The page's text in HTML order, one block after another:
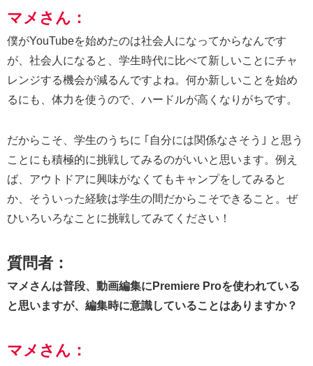
マメさん：
僕がYouTubeを始めたのは社会人になってからなんです
が、社会人になると、学生時代に比べて新しいことにチャ
レンジする機会が減るんですよね。何か新しいことを始め
るにも、体力を使うので、ハードルが高くなりがちです。
だからこそ、学生のうちに ｢自分には関係なさそう｣ と思う
ことにも積極的に挑戦してみるのがいいと思います。例え
ば、アウトドアに興味がなくてもキャンプをしてみると
か、そういった経験は学生の間だからこそできること。ぜ
ひいろいろなことに挑戦してみてください！
質問者：
マメさんは普段、動画編集にPremiere Proを使われている
と思いますが、編集時に意識していることはありますか？
マメさん：